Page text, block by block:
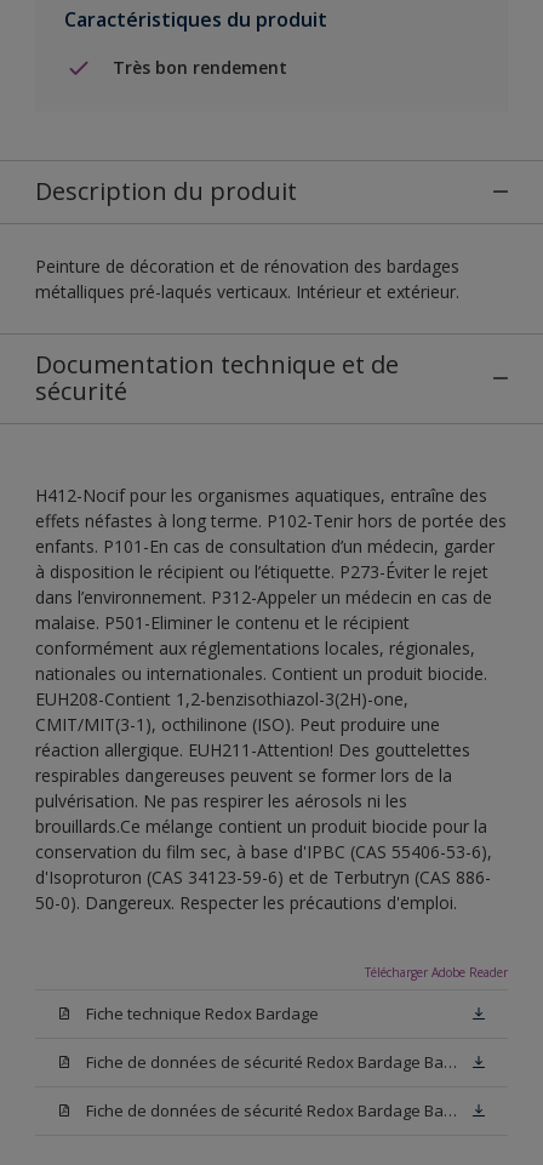
Caractéristiques du produit
Très bon rendement
Description du produit
Peinture de décoration et de rénovation des bardages
métalliques pré-laqués verticaux. Intérieur et extérieur.
Documentation technique et de
sécurité
H412-Nocif pour les organismes aquatiques, entraîne des
effets néfastes à long terme. P102-Tenir hors de portée des
enfants. P101-En cas de consultation d’un médecin, garder
à disposition le récipient ou l’étiquette. P273-Éviter le rejet
dans l’environnement. P312-Appeler un médecin en cas de
malaise. P501-Eliminer le contenu et le récipient
conformément aux réglementations locales, régionales,
nationales ou internationales. Contient un produit biocide.
EUH208-Contient 1,2-benzisothiazol-3(2H)-one,
CMIT/MIT(3-1), octhilinone (ISO). Peut produire une
réaction allergique. EUH211-Attention! Des gouttelettes
respirables dangereuses peuvent se former lors de la
pulvérisation. Ne pas respirer les aérosols ni les
brouillards.Ce mélange contient un produit biocide pour la
conservation du film sec, à base d'IPBC (CAS 55406-53-6),
d'Isoproturon (CAS 34123-59-6) et de Terbutryn (CAS 886-
50-0). Dangereux. Respecter les précautions d'emploi.
Télécharger Adobe Reader
Fiche technique Redox Bardage
Fiche de données de sécurité Redox Bardage Base N00
Fiche de données de sécurité Redox Bardage Base W05